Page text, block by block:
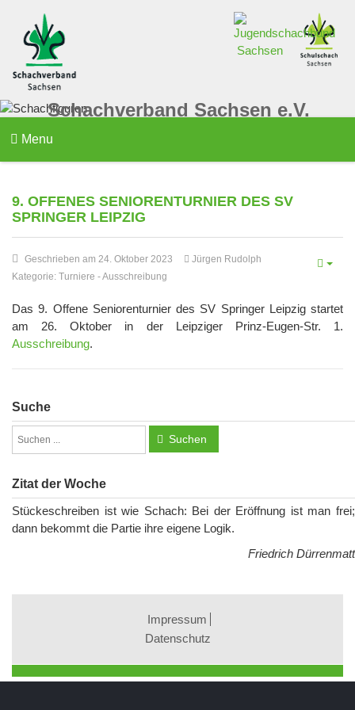
Schachverband Sachsen e.V.
Menu
9. OFFENES SENIORENTURNIER DES SV
SPRINGER LEIPZIG
Geschrieben am 24. Oktober 2023
Jürgen Rudolph
Kategorie: Turniere -Ausschreibung
Das 9. Offene Seniorenturnier des SV Springer Leipzig startet
am 26. Oktober in der Leipziger Prinz-Eugen-Str. 1.
Ausschreibung.
Suche
Suchen
Zitat der Woche
Stückeschreiben ist wie Schach: Bei der Eröffnung ist man frei;
dann bekommt die Partie ihre eigene Logik.
Friedrich Dürrenmatt
Impressum
Datenschutz